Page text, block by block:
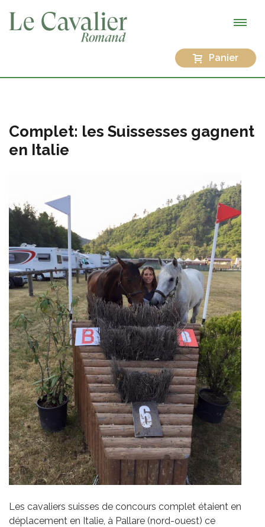
Panier
Complet: les Suissesses gagnent
en Italie
Les cavaliers suisses de concours complet étaient en
déplacement en Italie, à Pallare (nord-ouest) ce